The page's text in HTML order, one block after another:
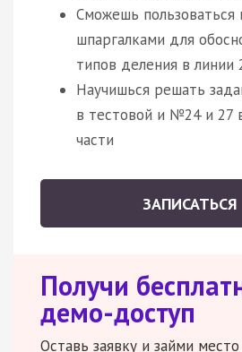
Сможешь пользоваться
шпаргалками для
типов деления в линии
Научишься решать
в тестовой и №24 и 27
части
ЗАПИСАТЬСЯ
Получи
демо-доступ
Оставь заявку и займи место